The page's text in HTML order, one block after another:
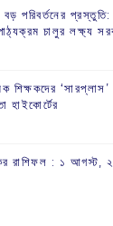
বড় পরিবর্তনের
চালুর লক্ষ্য
শিক্ষকদের
হাইকোর্টের
রাশিফল :‌ ‌‌১ আগস্ট,